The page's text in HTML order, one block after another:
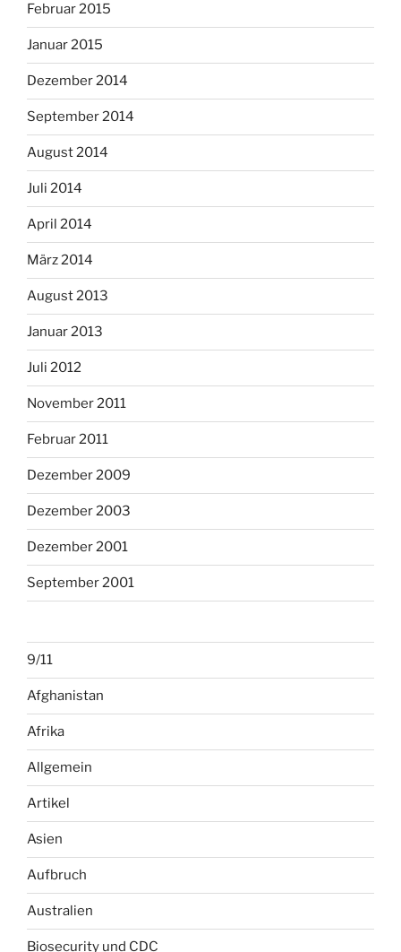
Februar 2015
Januar 2015
Dezember 2014
September 2014
August 2014
Juli 2014
April 2014
März 2014
August 2013
Januar 2013
Juli 2012
November 2011
Februar 2011
Dezember 2009
Dezember 2003
Dezember 2001
September 2001
9/11
Afghanistan
Afrika
Allgemein
Artikel
Asien
Aufbruch
Australien
Biosecurity und CDC